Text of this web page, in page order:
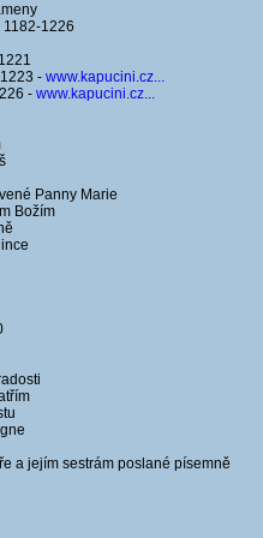
1182-1226
- www.kapucini.cz...
- www.kapucini.cz...
Panny Marie
Božím
a jejím sestrám poslané písemně